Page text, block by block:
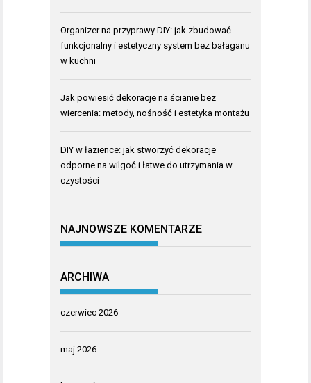
Organizer na przyprawy DIY: jak zbudować
funkcjonalny i estetyczny system bez bałaganu
w kuchni
Jak powiesić dekoracje na ścianie bez
wiercenia: metody, nośność i estetyka montażu
DIY w łazience: jak stworzyć dekoracje
odporne na wilgoć i łatwe do utrzymania w
czystości
NAJNOWSZE KOMENTARZE
ARCHIWA
czerwiec 2026
maj 2026